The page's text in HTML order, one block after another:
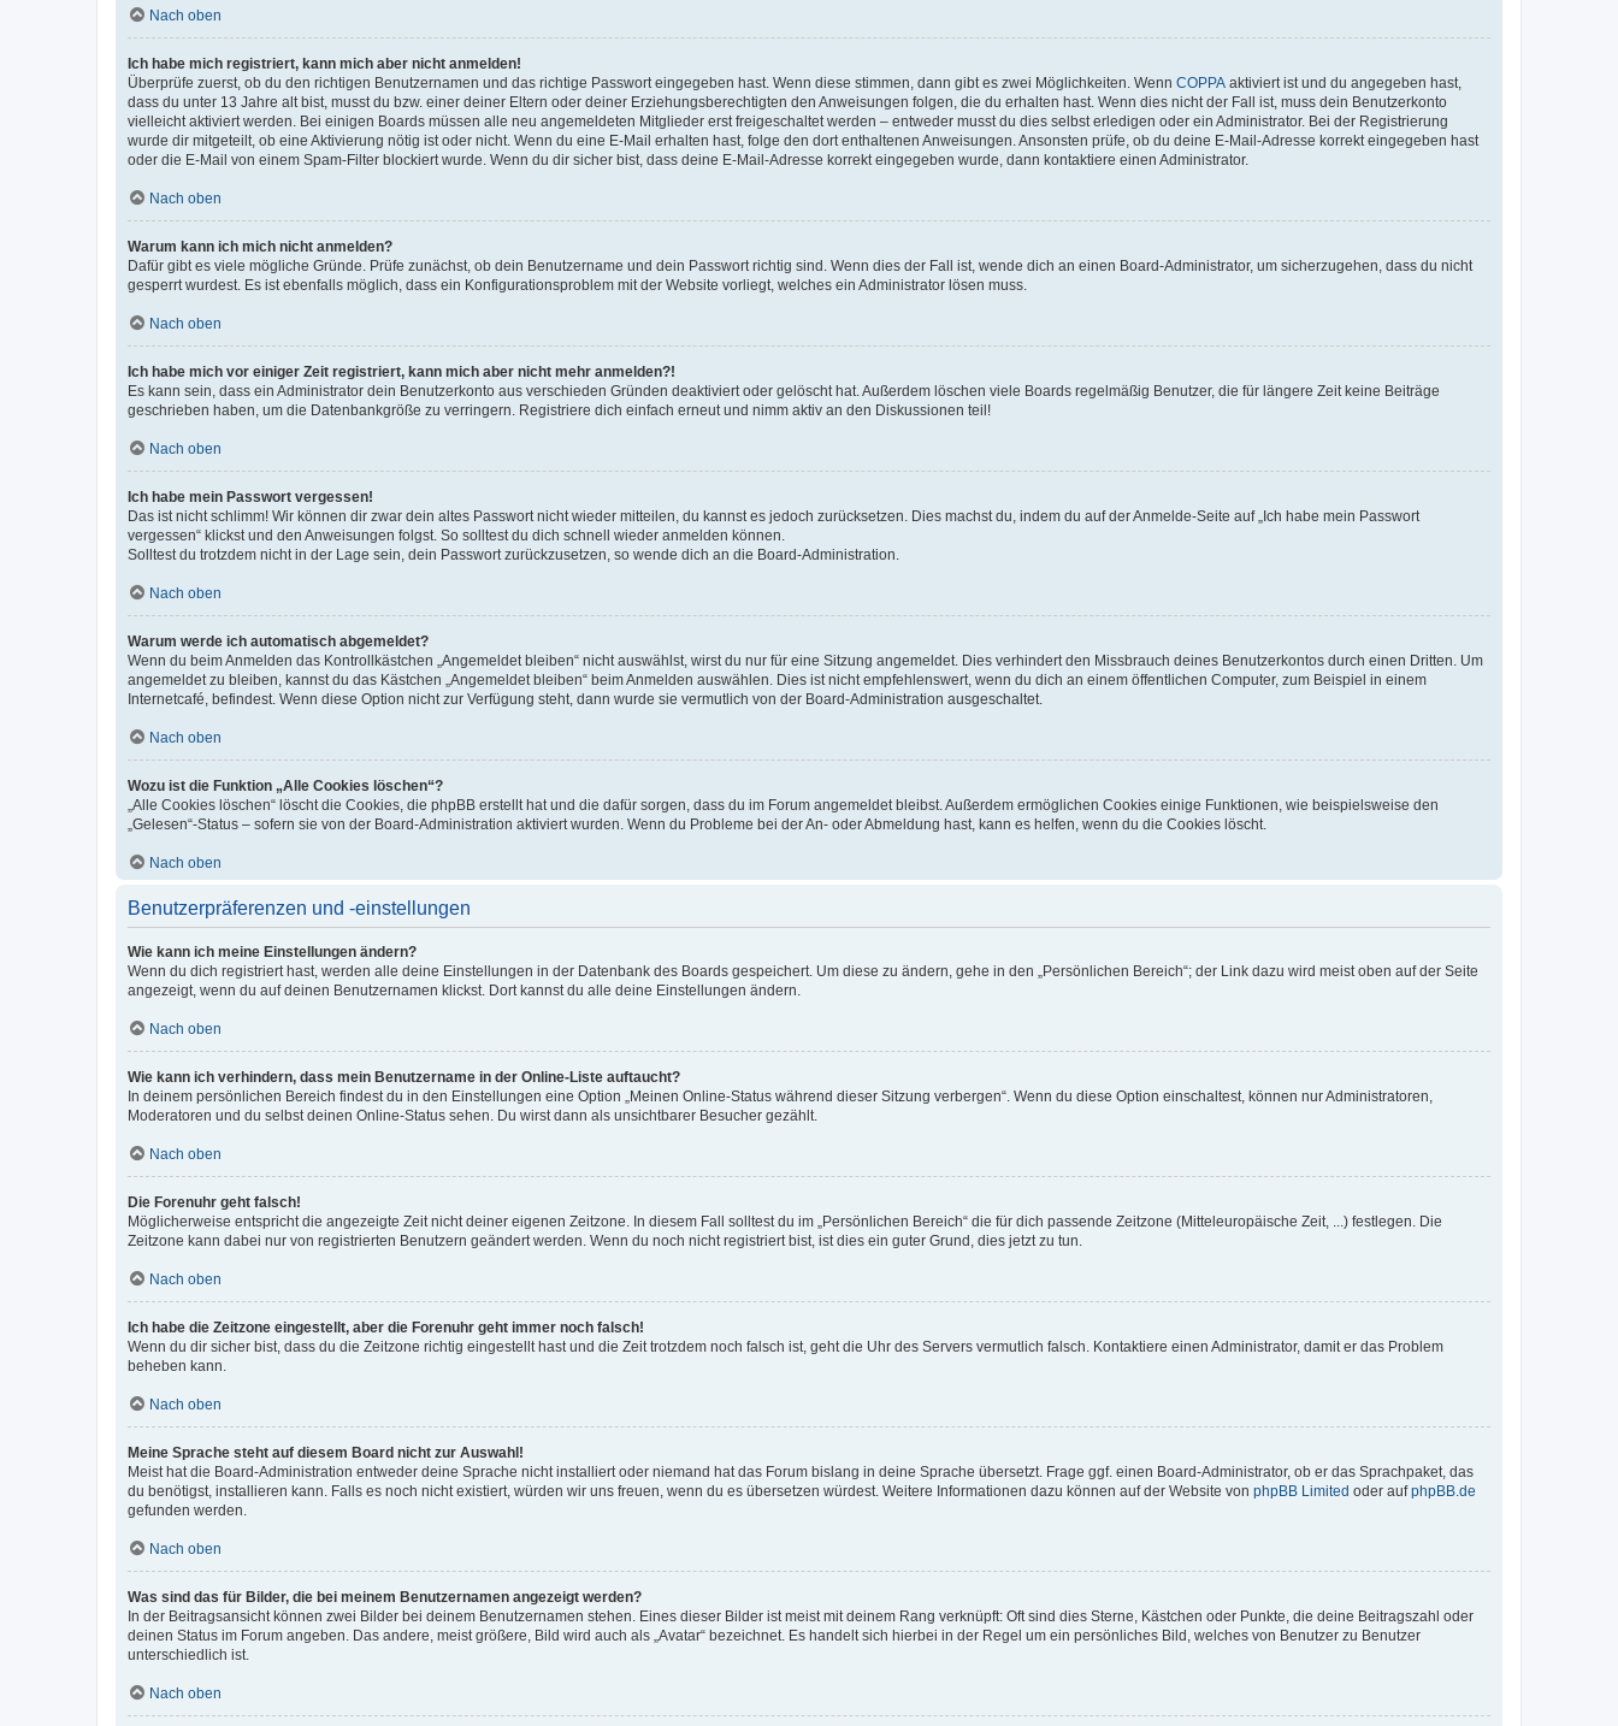
Nach oben
Ich habe mich registriert, kann mich aber nicht anmelden!
Überprüfe zuerst, ob du den richtigen Benutzernamen und das richtige Passwort eingegeben hast. Wenn diese stimmen, dann gibt es zwei Möglichkeiten. Wenn COPPA aktiviert ist und du angegeben hast,
dass du unter 13 Jahre alt bist, musst du bzw. einer deiner Eltern oder deiner Erziehungsberechtigten den Anweisungen folgen, die du erhalten hast. Wenn dies nicht der Fall ist, muss dein Benutzerkonto
vielleicht aktiviert werden. Bei einigen Boards müssen alle neu angemeldeten Mitglieder erst freigeschaltet werden – entweder musst du dies selbst erledigen oder ein Administrator. Bei der Registrierung
wurde dir mitgeteilt, ob eine Aktivierung nötig ist oder nicht. Wenn du eine E-Mail erhalten hast, folge den dort enthaltenen Anweisungen. Ansonsten prüfe, ob du deine E-Mail-Adresse korrekt eingegeben hast
oder die E-Mail von einem Spam-Filter blockiert wurde. Wenn du dir sicher bist, dass deine E-Mail-Adresse korrekt eingegeben wurde, dann kontaktiere einen Administrator.
Nach oben
Warum kann ich mich nicht anmelden?
Dafür gibt es viele mögliche Gründe. Prüfe zunächst, ob dein Benutzername und dein Passwort richtig sind. Wenn dies der Fall ist, wende dich an einen Board-Administrator, um sicherzugehen, dass du nicht
gesperrt wurdest. Es ist ebenfalls möglich, dass ein Konfigurationsproblem mit der Website vorliegt, welches ein Administrator lösen muss.
Nach oben
Ich habe mich vor einiger Zeit registriert, kann mich aber nicht mehr anmelden?!
Es kann sein, dass ein Administrator dein Benutzerkonto aus verschieden Gründen deaktiviert oder gelöscht hat. Außerdem löschen viele Boards regelmäßig Benutzer, die für längere Zeit keine Beiträge
geschrieben haben, um die Datenbankgröße zu verringern. Registriere dich einfach erneut und nimm aktiv an den Diskussionen teil!
Nach oben
Ich habe mein Passwort vergessen!
Das ist nicht schlimm! Wir können dir zwar dein altes Passwort nicht wieder mitteilen, du kannst es jedoch zurücksetzen. Dies machst du, indem du auf der Anmelde-Seite auf „Ich habe mein Passwort
vergessen“ klickst und den Anweisungen folgst. So solltest du dich schnell wieder anmelden können.
Solltest du trotzdem nicht in der Lage sein, dein Passwort zurückzusetzen, so wende dich an die Board-Administration.
Nach oben
Warum werde ich automatisch abgemeldet?
Wenn du beim Anmelden das Kontrollkästchen „Angemeldet bleiben“ nicht auswählst, wirst du nur für eine Sitzung angemeldet. Dies verhindert den Missbrauch deines Benutzerkontos durch einen Dritten. Um
angemeldet zu bleiben, kannst du das Kästchen „Angemeldet bleiben“ beim Anmelden auswählen. Dies ist nicht empfehlenswert, wenn du dich an einem öffentlichen Computer, zum Beispiel in einem
Internetcafé, befindest. Wenn diese Option nicht zur Verfügung steht, dann wurde sie vermutlich von der Board-Administration ausgeschaltet.
Nach oben
Wozu ist die Funktion „Alle Cookies löschen“?
„Alle Cookies löschen“ löscht die Cookies, die phpBB erstellt hat und die dafür sorgen, dass du im Forum angemeldet bleibst. Außerdem ermöglichen Cookies einige Funktionen, wie beispielsweise den
„Gelesen“-Status – sofern sie von der Board-Administration aktiviert wurden. Wenn du Probleme bei der An- oder Abmeldung hast, kann es helfen, wenn du die Cookies löscht.
Nach oben
Benutzerpräferenzen und -einstellungen
Wie kann ich meine Einstellungen ändern?
Wenn du dich registriert hast, werden alle deine Einstellungen in der Datenbank des Boards gespeichert. Um diese zu ändern, gehe in den „Persönlichen Bereich“; der Link dazu wird meist oben auf der Seite
angezeigt, wenn du auf deinen Benutzernamen klickst. Dort kannst du alle deine Einstellungen ändern.
Nach oben
Wie kann ich verhindern, dass mein Benutzername in der Online-Liste auftaucht?
In deinem persönlichen Bereich findest du in den Einstellungen eine Option „Meinen Online-Status während dieser Sitzung verbergen“. Wenn du diese Option einschaltest, können nur Administratoren,
Moderatoren und du selbst deinen Online-Status sehen. Du wirst dann als unsichtbarer Besucher gezählt.
Nach oben
Die Forenuhr geht falsch!
Möglicherweise entspricht die angezeigte Zeit nicht deiner eigenen Zeitzone. In diesem Fall solltest du im „Persönlichen Bereich“ die für dich passende Zeitzone (Mitteleuropäische Zeit, ...) festlegen. Die
Zeitzone kann dabei nur von registrierten Benutzern geändert werden. Wenn du noch nicht registriert bist, ist dies ein guter Grund, dies jetzt zu tun.
Nach oben
Ich habe die Zeitzone eingestellt, aber die Forenuhr geht immer noch falsch!
Wenn du dir sicher bist, dass du die Zeitzone richtig eingestellt hast und die Zeit trotzdem noch falsch ist, geht die Uhr des Servers vermutlich falsch. Kontaktiere einen Administrator, damit er das Problem
beheben kann.
Nach oben
Meine Sprache steht auf diesem Board nicht zur Auswahl!
Meist hat die Board-Administration entweder deine Sprache nicht installiert oder niemand hat das Forum bislang in deine Sprache übersetzt. Frage ggf. einen Board-Administrator, ob er das Sprachpaket, das
du benötigst, installieren kann. Falls es noch nicht existiert, würden wir uns freuen, wenn du es übersetzen würdest. Weitere Informationen dazu können auf der Website von phpBB Limited oder aufphpBB.de
gefunden werden.
Nach oben
Was sind das für Bilder, die bei meinem Benutzernamen angezeigt werden?
In der Beitragsansicht können zwei Bilder bei deinem Benutzernamen stehen. Eines dieser Bilder ist meist mit deinem Rang verknüpft: Oft sind dies Sterne, Kästchen oder Punkte, die deine Beitragszahl oder
deinen Status im Forum angeben. Das andere, meist größere, Bild wird auch als „Avatar“ bezeichnet. Es handelt sich hierbei in der Regel um ein persönliches Bild, welches von Benutzer zu Benutzer
unterschiedlich ist.
Nach oben